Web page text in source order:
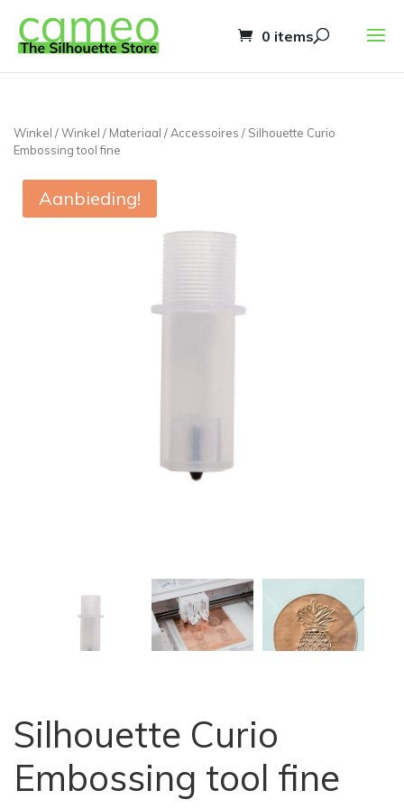
0 items
Winkel /Winkel / Materiaal / Accessoires / Silhouette Curio
Embossing tool fine
Aanbieding!
Silhouette Curio
Embossing tool fine